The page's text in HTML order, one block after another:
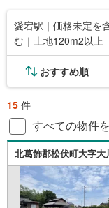
愛宕駅｜価格未定を
む｜土地120m2以上
おすすめ順
15 件
すべての物件
北葛飾郡松伏町大字大